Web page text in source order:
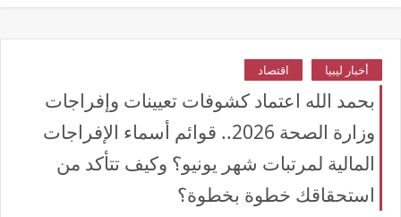
أخبار ليبيا اقتصاد
بحمد الله اعتماد كشوفات تعيينات وإفراجات
وزارة الصحة 2026.. قوائم أسماء الإفراجات
المالية لمرتبات شهر يونيو؟ وكيف تتأكد من
استحقاقك خطوة بخطوة؟